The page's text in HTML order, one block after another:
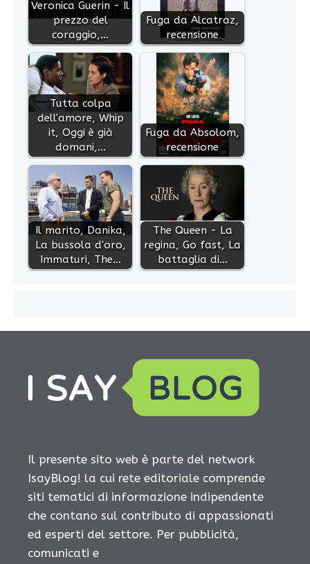
Veronica Guerin - Il
prezzo del
coraggio,…
Fuga da Alcatraz,
recensione
Tutta colpa
dell'amore, Whip
it, Oggi è già
domani,…
Fuga da Absolom,
recensione
Il marito, Danika,
La bussola d'oro,
Immaturi, The…
The Queen - La
regina, Go fast, La
battaglia di…
Il presente sito web è parte del network
IsayBlog! la cui rete editoriale comprende
siti tematici di informazione indipendente
che contano sul contributo di appassionati
ed esperti del settore. Per pubblicità,
comunicati e